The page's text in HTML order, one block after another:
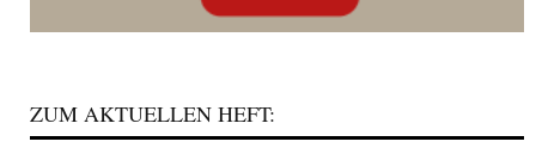
ZUM AKTUELLEN HEFT: